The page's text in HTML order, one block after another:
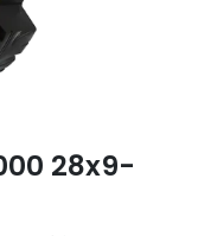
28x9-